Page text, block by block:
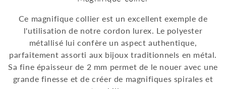
Ce magnifique collier est un excellent exemple de
l'utilisation de notre cordon lurex. Le polyester
métallisé lui confère un aspect authentique,
parfaitement assorti aux bijoux traditionnels en métal.
Sa fine épaisseur de 2 mm permet de le nouer avec une
grande finesse et de créer de magnifiques spirales et